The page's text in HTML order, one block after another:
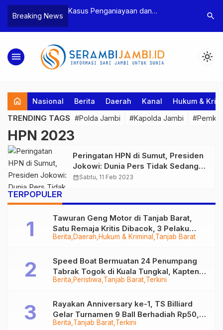
Breaking News
Bea Cukai
Pelaku beserta
dan 146 Gram
Kasus Penganiayaan dan
Tebo Tetapkan Dua Tersangka
Polres
Dua
search
menu light_mode
home Nasional Berita Daerah Kanal Hukum &
TRENDING TAGS #Polda Jambi #Kapolda Jambi
HPN 2023
Peringatan HPN di Sumut, Presiden
Jokowi: Dunia Pers Tidak Sedang
Baik-baik Saja
calendar_monthSabtu, 11 Feb 2023
TERPOPULER
Berita Daerah Hukum & Kriminal Tanjab Barat
Tawuran Geng Motor di Tanjab Barat,
Satu Remaja Kritis Dibacok, 3 Pelaku
Ditangkap
Berita Peristiwa Tanjab Barat Terkini
Speed Boat Bermuatan 24 Penumpang
Tabrak Togok di Kuala Tungkal, Kapten
Sempat Hilang
Berita Tanjab Barat Terkini
Rayakan Anniversary ke-1, TS Billiard
Gelar Turnamen 9 Ball Berhadiah Rp50,8
Juta